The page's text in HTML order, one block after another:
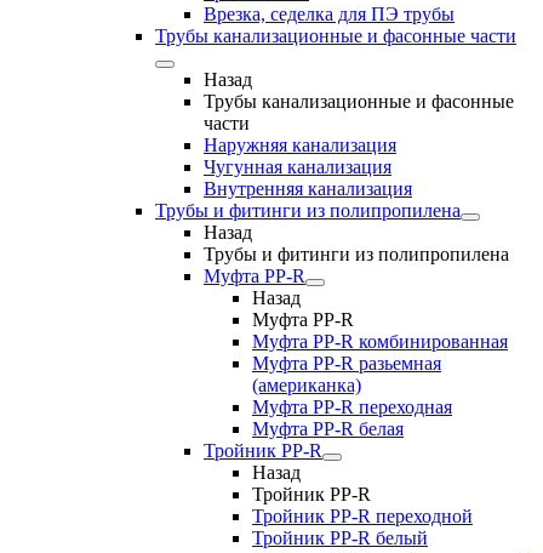
Врезка, седелка для ПЭ трубы
Трубы канализационные и фасонные части
Назад
Трубы канализационные и фасонные
части
Наружняя канализация
Чугунная канализация
Внутренняя канализация
Трубы и фитинги из полипропилена
Назад
Трубы и фитинги из полипропилена
Муфта PP-R
Назад
Муфта PP-R
Муфта РР-R комбинированная
Муфта РР-R разьемная
(американка)
Муфта РР-R переходная
Муфта РР-R белая
Тройник PP-R
Назад
Тройник PP-R
Тройник РР-R переходной
Тройник РР-R белый